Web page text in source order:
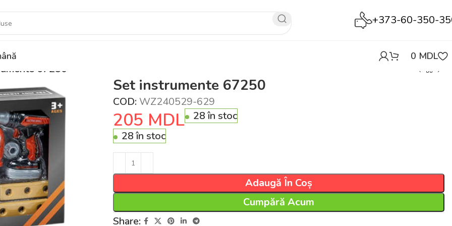
+373-60-350-
0 MDL
67250
Set instrumente 67250
COD: WZ240529-629
205 MDL
28 în stoc
28 în stoc
Adaugă În Coș
Cumpără Acum
Share: